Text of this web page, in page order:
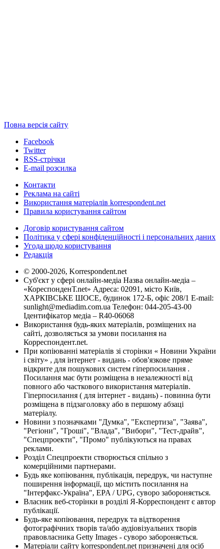
Повна версія сайту
Facebook
Twitter
RSS-стрічки
E-mail розсилка
Контакти
Реклама на сайті
Використання матеріалів korrespondent.net
Правила користування сайтом
Договір користування сайтом
Політика у сфері конфіденційності і персональних даних
Угода щодо користування
Редакція
© 2000-2026, Korrespondent.net
Суб'єкт у сфері онлайн-медіа Назва онлайн-медіа –
«КореспонденТ.net» Адреса: 02091, місто Київ,
ХАРКІВСЬКЕ ШОСЕ, будинок 172-Б, офіс 208/1 E-mail:
sunlight@mediadim.com.ua Телефон: 044-205-43-00
Ідентифікатор медіа – R40-06068
Використання будь-яких матеріалів, розміщених на
сайті, дозволяється за умови посилання на
Корреспондент.net.
При копіюванні матеріалів зі сторінки « Новини України
і світу» , для інтернет - видань - обов'язкове пряме
відкрите для пошукових систем гіперпосилання .
Посилання має бути розміщена в незалежності від
повного або часткового використання матеріалів.
Гіперпосилання ( для інтернет - видань) - повинна бути
розміщена в підзаголовку або в першому абзаці
матеріалу.
Новини з позначками "Думка", "Експертиза", "Заява",
"Регіони", "Гроші", "Влада", "Вибори", "Тест-драйв",
"Спецпроекти", "Промо" публікуються на правах
реклами.
Розділ Спецпроекти створюється спільно з
комерційними партнерами.
Будь яке копіювання, публікація, передрук, чи наступне
поширення інформації, що містить посилання на
"Інтерфакс-Україна", EPA / UPG, суворо забороняється.
Власник веб-сторінки в розділі Я-Корреспондент є автор
публікації.
Будь-яке копіювання, передрук та відтворення
фотографічних творів та/або аудіовізуальних творів
правовласника Getty Images - суворо забороняється.
Матеріали сайту korrespondent.net призначені для осіб